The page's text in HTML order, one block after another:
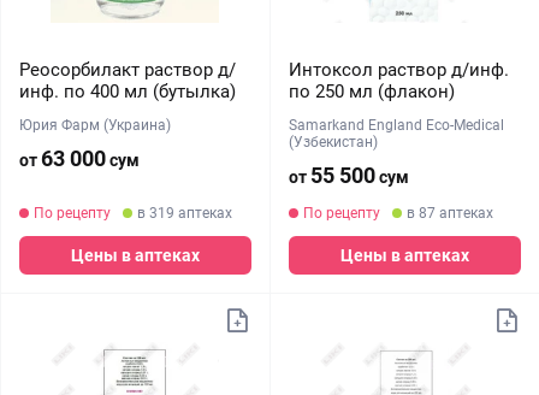
Реосорбилакт раствор д/
инф. по 400 мл (бутылка)
Юрия Фарм (Украина)
от63 000сум
По рецепту в 319 аптеках
Цены в аптеках
Интоксол раствор д/инф.
по 250 мл (флакон)
Samarkand England Eco-Medical
(Узбекистан)
от 55 500сум
По рецепту в 87 аптеках
Цены в аптеках